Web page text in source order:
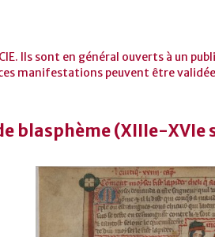
Ils sont en général ouverts à un
manifestations peuvent être
blasphème (XIIIe-XVIe